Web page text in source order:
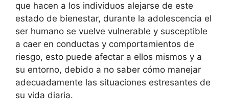
que hacen a los individuos alejarse de este
estado de bienestar, durante la adolescencia el
ser humano se vuelve vulnerable y susceptible
a caer en conductas y comportamientos de
riesgo, esto puede afectar a ellos mismos y a
su entorno, debido a no saber cómo manejar
adecuadamente las situaciones estresantes de
su vida diaria.